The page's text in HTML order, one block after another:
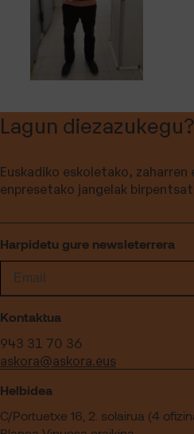
Lagun diezazukegu?
Euskadiko eskoletako,
enpresetako jangelak
Harpidetu gure newsleterrera
Kontaktua
943 31 70 36
askora@askora.eus
Helbidea
C/Portuetxe 16, 2. solairua (4